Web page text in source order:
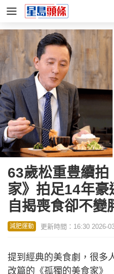
63歲松重豊續拍
家》拍足14年
自揭喪食卻不變
減肥運動 更新時間：16:30 2026-
提到經典的美食劇，很多
改篇的《孤獨的美食家》